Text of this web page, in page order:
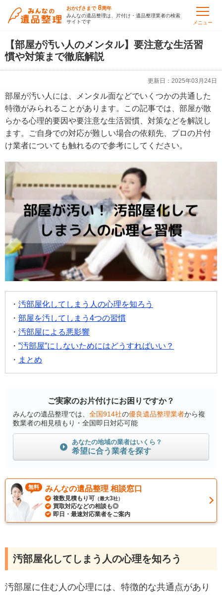
おかげさまで 8周年
みんなの遺品整理は、片付け・遺品整理業者の検索
サイトです
メニュー
【部屋が汚い人のメンタル】要注意な生活習
慣や対策まで徹底解説
更新日： 2025年03月24日
部屋が汚い人には、メンタル面などでいくつかの共通した
特徴がみられることがあります。この記事では、部屋が散
らかる心理的要因や要注意な生活習慣、対策などを解説し
ます。ご自身での対応が難しい場合の依頼先、プロの片付
け業者についても触れるので参考にしてください。
汚部屋化してしまう人の心理を知ろう
部屋を汚してしまう4つの習慣
汚部屋による悪影響
”汚部屋”にしないためにはどうすればいい？
まとめ
ご実家のお片付けにお困りですか？
みんなの遺品整理では、 全国914社の優良遺品整理業者から複
数業者の相見積もり・全国即日対応可能
あなたの地域の業者はいくら？
希望に合う業者を探す
無料 みんなの遺品整理 相談窓口
複数見積もり可 （最大3社）
買取対応などの相談も◎
即日・最速対応業者をご案内
汚部屋化してしまう人の心理を知ろう
汚部屋に住む人の心理には、特徴的な共通点があり